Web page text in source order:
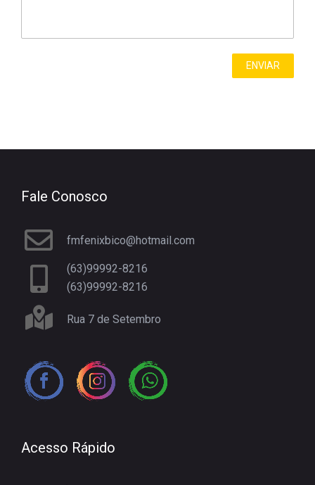
Fale Conosco
fmfenixbico@hotmail.com
(63)99992-8216
(63)99992-8216
Rua 7 de Setembro
Acesso Rápido